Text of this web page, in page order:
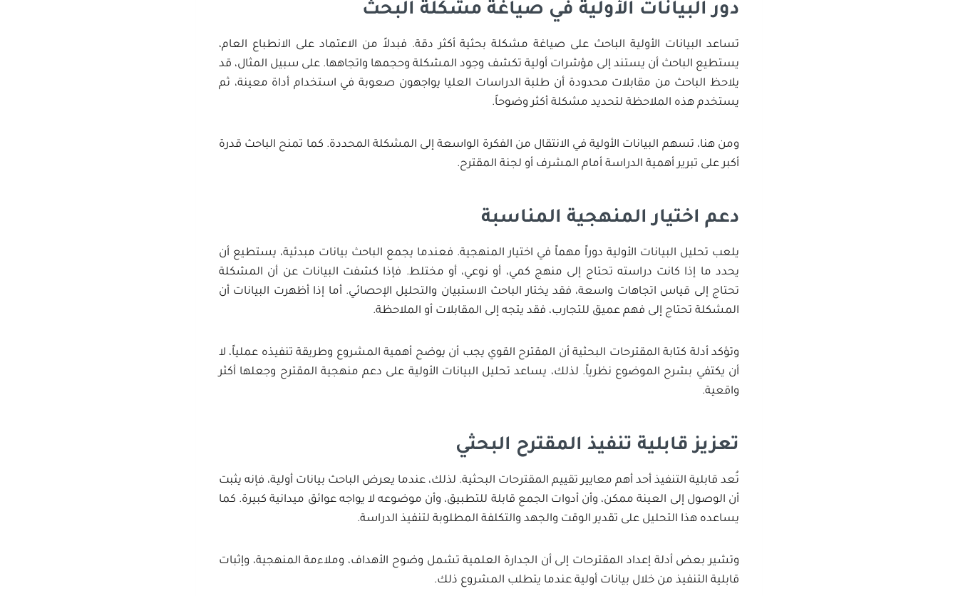
دور البيانات الأولية في صياغة مشكلة البحث
تساعد البيانات الأولية الباحث على صياغة مشكلة بحثية أكثر دقة. فبدلاً من الاعتماد على الانطباع العام،
يستطيع الباحث أن يستند إلى مؤشرات أولية تكشف وجود المشكلة وحجمها واتجاهها. على سبيل المثال، قد
يلاحظ الباحث من مقابلات محدودة أن طلبة الدراسات العليا يواجهون صعوبة في استخدام أداة معينة، ثم
يستخدم هذه الملاحظة لتحديد مشكلة أكثر وضوحاً.
ومن هنا، تسهم البيانات الأولية في الانتقال من الفكرة الواسعة إلى المشكلة المحددة. كما تمنح الباحث قدرة
أكبر على تبرير أهمية الدراسة أمام المشرف أو لجنة المقترح.
دعم اختيار المنهجية المناسبة
يلعب تحليل البيانات الأولية دوراً مهماً في اختيار المنهجية. فعندما يجمع الباحث بيانات مبدئية، يستطيع أن
يحدد ما إذا كانت دراسته تحتاج إلى منهج كمي، أو نوعي، أو مختلط. فإذا كشفت البيانات عن أن المشكلة
تحتاج إلى قياس اتجاهات واسعة، فقد يختار الباحث الاستبيان والتحليل الإحصائي. أما إذا أظهرت البيانات أن
المشكلة تحتاج إلى فهم عميق للتجارب، فقد يتجه إلى المقابلات أو الملاحظة.
وتؤكد أدلة كتابة المقترحات البحثية أن المقترح القوي يجب أن يوضح أهمية المشروع وطريقة تنفيذه عملياً، لا
أن يكتفي بشرح الموضوع نظرياً. لذلك، يساعد تحليل البيانات الأولية على دعم منهجية المقترح وجعلها أكثر
واقعية.
تعزيز قابلية تنفيذ المقترح البحثي
تُعد قابلية التنفيذ أحد أهم معايير تقييم المقترحات البحثية. لذلك، عندما يعرض الباحث بيانات أولية، فإنه يثبت
أن الوصول إلى العينة ممكن، وأن أدوات الجمع قابلة للتطبيق، وأن موضوعه لا يواجه عوائق ميدانية كبيرة. كما
يساعده هذا التحليل على تقدير الوقت والجهد والتكلفة المطلوبة لتنفيذ الدراسة.
وتشير بعض أدلة إعداد المقترحات إلى أن الجدارة العلمية تشمل وضوح الأهداف، وملاءمة المنهجية، وإثبات
قابلية التنفيذ من خلال بيانات أولية عندما يتطلب المشروع ذلك.